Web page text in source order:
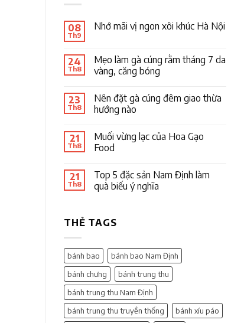
08
Th9
Nhớ mãi vị ngon xôi khúc Hà Nội
24
Th8
Mẹo làm gà cúng rằm tháng 7 da
vàng, căng bóng
23
Th8
Nên đặt gà cúng đêm giao thừa
hướng nào
21
Th8
Muối vừng lạc của Hoa Gạo
Food
21
Th8
Top 5 đặc sản Nam Định làm
quà biếu ý nghĩa
THẺ TAGS
bánh bao
bánh bao Nam Định
bánh chưng
bánh trung thu
bánh trung thu Nam Định
bánh trung thu truyền thống
bánh xíu páo